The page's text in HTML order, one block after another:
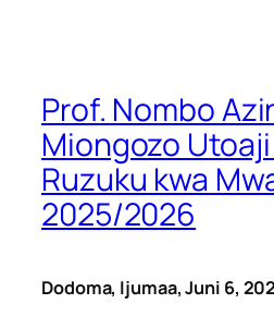
Prof. Nombo
Miongozo
Ruzuku kwa
2025/2026
Dodoma, Ijumaa, Juni 6,